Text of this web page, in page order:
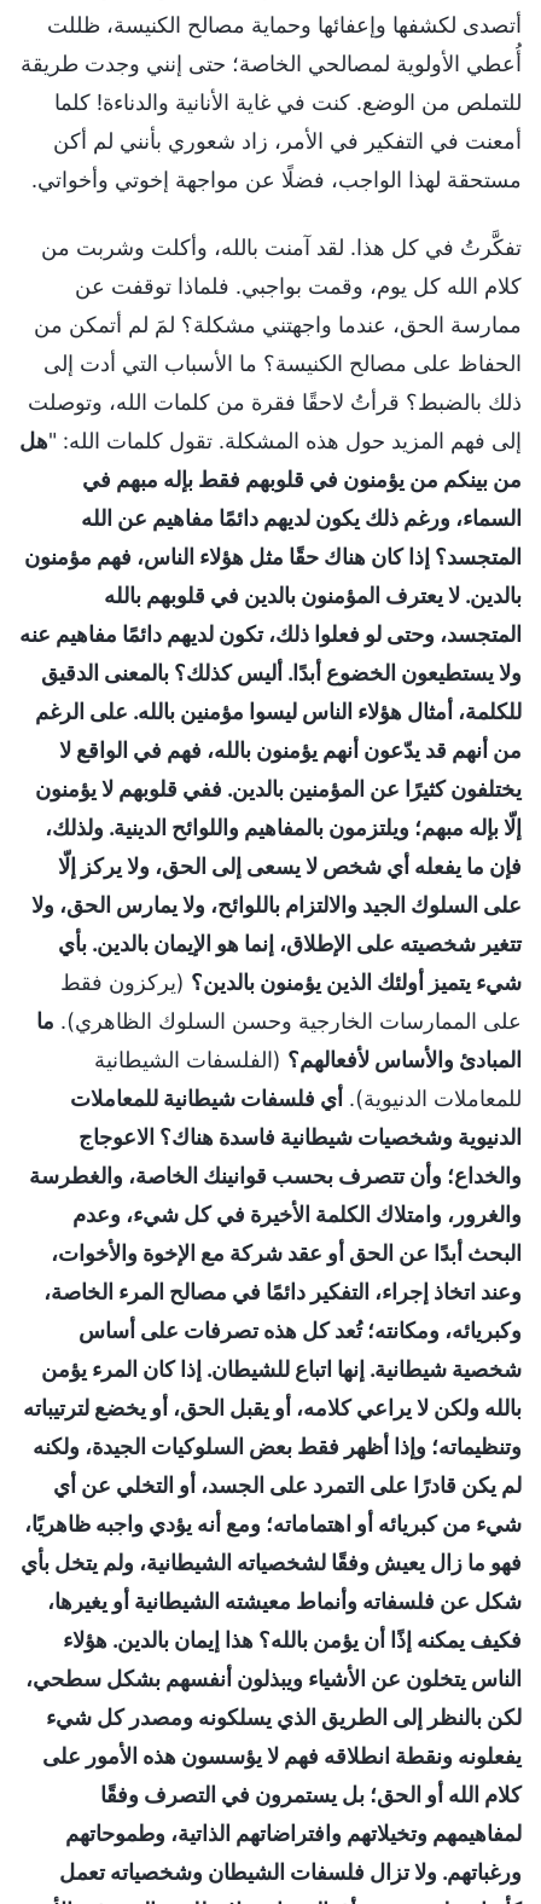
أتصدى لكشفها وإعفائها وحماية مصالح الكنيسة، ظللت
أُعطي الأولوية لمصالحي الخاصة؛ حتى إنني وجدت طريقة
للتملص من الوضع. كنت في غاية الأنانية والدناءة! كلما
أمعنت في التفكير في الأمر، زاد شعوري بأنني لم أكن
مستحقة لهذا الواجب، فضلًا عن مواجهة إخوتي وأخواتي.
تفكَّرتُ في كل هذا. لقد آمنت بالله، وأكلت وشربت من
كلام الله كل يوم، وقمت بواجبي. فلماذا توقفت عن
ممارسة الحق، عندما واجهتني مشكلة؟ لمَ لم أتمكن من
الحفاظ على مصالح الكنيسة؟ ما الأسباب التي أدت إلى
ذلك بالضبط؟ قرأتُ لاحقًا فقرة من كلمات الله، وتوصلت
إلى فهم المزيد حول هذه المشكلة. تقول كلمات الله: "هل
من بينكم من يؤمنون في قلوبهم فقط بإله مبهم في
السماء، ورغم ذلك يكون لديهم دائمًا مفاهيم عن الله
المتجسد؟ إذا كان هناك حقًا مثل هؤلاء الناس، فهم مؤمنون
بالدين. لا يعترف المؤمنون بالدين في قلوبهم بالله
المتجسد، وحتى لو فعلوا ذلك، تكون لديهم دائمًا مفاهيم عنه
ولا يستطيعون الخضوع أبدًا. أليس كذلك؟ بالمعنى الدقيق
للكلمة، أمثال هؤلاء الناس ليسوا مؤمنين بالله. على الرغم
من أنهم قد يدّعون أنهم يؤمنون بالله، فهم في الواقع لا
يختلفون كثيرًا عن المؤمنين بالدين. ففي قلوبهم لا يؤمنون
إلّا بإله مبهم؛ ويلتزمون بالمفاهيم واللوائح الدينية. ولذلك،
فإن ما يفعله أي شخص لا يسعى إلى الحق، ولا يركز إلّا
على السلوك الجيد والالتزام باللوائح، ولا يمارس الحق، ولا
تتغير شخصيته على الإطلاق، إنما هو الإيمان بالدين. بأي
شيء يتميز أولئك الذين يؤمنون بالدين؟ (يركزون فقط
على الممارسات الخارجية وحسن السلوك الظاهري). ما
المبادئ والأساس لأفعالهم؟ (الفلسفات الشيطانية
للمعاملات الدنيوية). أي فلسفات شيطانية للمعاملات
الدنيوية وشخصيات شيطانية فاسدة هناك؟ الاعوجاج
والخداع؛ وأن تتصرف بحسب قوانينك الخاصة، والغطرسة
والغرور، وامتلاك الكلمة الأخيرة في كل شيء، وعدم
البحث أبدًا عن الحق أو عقد شركة مع الإخوة والأخوات،
وعند اتخاذ إجراء، التفكير دائمًا في مصالح المرء الخاصة،
وكبريائه، ومكانته؛ تُعد كل هذه تصرفات على أساس
شخصية شيطانية. إنها اتباع للشيطان. إذا كان المرء يؤمن
بالله ولكن لا يراعي كلامه، أو يقبل الحق، أو يخضع لترتيباته
وتنظيماته؛ وإذا أظهر فقط بعض السلوكيات الجيدة، ولكنه
لم يكن قادرًا على التمرد على الجسد، أو التخلي عن أي
شيء من كبريائه أو اهتماماته؛ ومع أنه يؤدي واجبه ظاهريًا،
فهو ما زال يعيش وفقًا لشخصياته الشيطانية، ولم يتخل بأي
شكل عن فلسفاته وأنماط معيشته الشيطانية أو يغيرها،
فكيف يمكنه إذًا أن يؤمن بالله؟ هذا إيمان بالدين. هؤلاء
الناس يتخلون عن الأشياء ويبذلون أنفسهم بشكل سطحي،
لكن بالنظر إلى الطريق الذي يسلكونه ومصدر كل شيء
يفعلونه ونقطة انطلاقه فهم لا يؤسسون هذه الأمور على
كلام الله أو الحق؛ بل يستمرون في التصرف وفقًا
لمفاهيمهم وتخيلاتهم وافتراضاتهم الذاتية، وطموحاتهم
ورغباتهم. ولا تزال فلسفات الشيطان وشخصياته تعمل